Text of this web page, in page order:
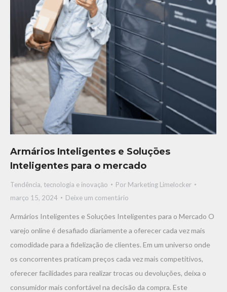
Armários Inteligentes e Soluçōes
Inteligentes para o mercado
Tendência, tecnologia e inovaçāo Por Marketing Limelocker
março 15, 2024
Deixe um comentário
Armários Inteligentes e Soluçōes Inteligentes para o Mercado O
varejo online é desafiado diariamente a oferecer cada vez mais
comodidade para a fidelização de clientes. Em um universo onde
os concorrentes praticam preços cada vez mais competitivos,
oferecer facilidades para realizar trocas ou devoluções, deixa o
consumidor mais confortável na decisão da compra. Este